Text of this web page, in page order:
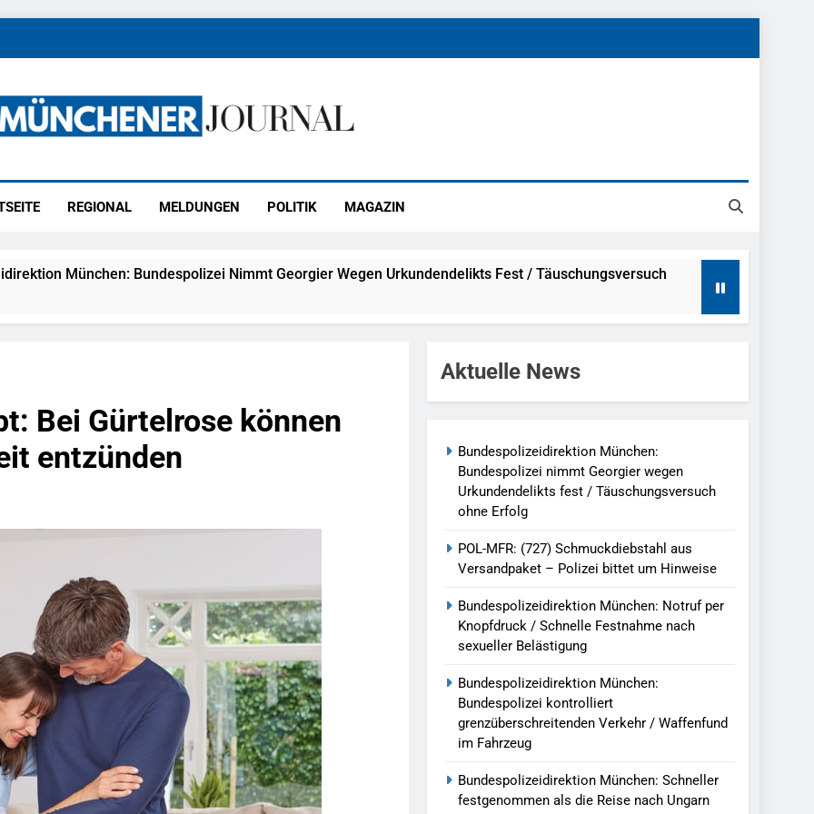
REGIONAL MELDUNGEN POLITIK MAGAZIN
München: Bundespolizei Nimmt Georgier Wegen Urkundendelikts Fest / Täuschungsversuch
München: Notruf Per Knopfdruck / Schnelle Festnahme Nach Sexueller Belästigung
München: Bundespolizei Kontrolliert Grenzüberschreitenden Verkehr / Waffenfund Im
München: Schneller Festgenommen Als Die Reise Nach Ungarn Beendet / Bundespolizei Nimmt
München: Ausgesetzte Katze Am Bahnhof Bamberg Aufgefunden – Tierheim Übernimmt
Auf: Schrotthändler Erschleicht Rund 45.000 Euro Sozialleistungen Ermittlungen Der Finanzkontrolle
Zu Rechtskräftiger Verurteilung Wegen Betrugs
München: Europaweit Gesuchtes Mitglied Einer Kriminellen Vereinigung Geht Ins Netz –
Europäischen Auslieferungshaftbefehl
München: Update Zu Den Einsatzmaßnahmen Der Bundespolizei In Saarbrücken
München: Beinahekollision An Bahnübergang In Aubing / Bundespolizei Ermittelt Wegen
In Den Bahnverkehr
Bei Gürtelrose können
entzünden
Aktuelle News
Bundespolizeidirektion München:
Bundespolizei nimmt Georgier wegen
Urkundendelikts fest / Täuschungsversuch
ohne Erfolg
POL-MFR: (727) Schmuckdiebstahl aus
Versandpaket – Polizei bittet um Hinweise
Bundespolizeidirektion München: Notruf per
Knopfdruck / Schnelle Festnahme nach
sexueller Belästigung
Bundespolizeidirektion München:
Bundespolizei kontrolliert
grenzüberschreitenden Verkehr / Waffenfund
im Fahrzeug
Bundespolizeidirektion München: Schneller
festgenommen als die Reise nach Ungarn